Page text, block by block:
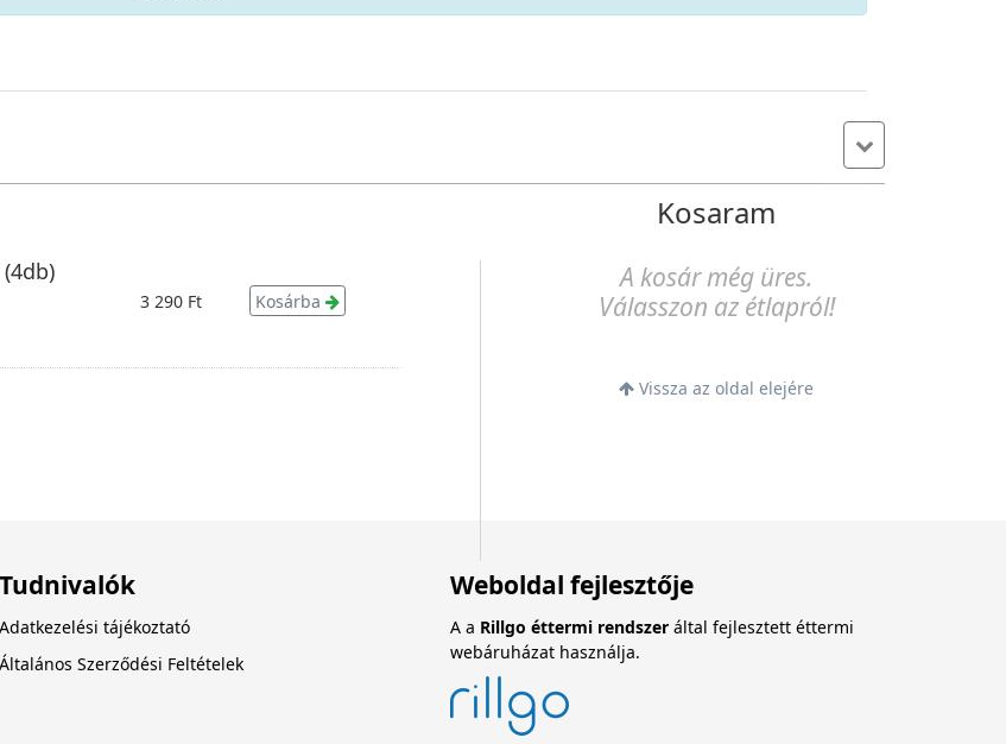
Kosaram
A kosár még üres.
Válasszon az étlapról!
Vissza az oldal elejére
3 290 Ft Kosárba
Tudnivalók
Adatkezelési tájékoztató
Általános Szerződési Feltételek
Weboldal fejlesztője
A a Rillgo éttermi rendszer által fejlesztett éttermi
webáruházat használja.